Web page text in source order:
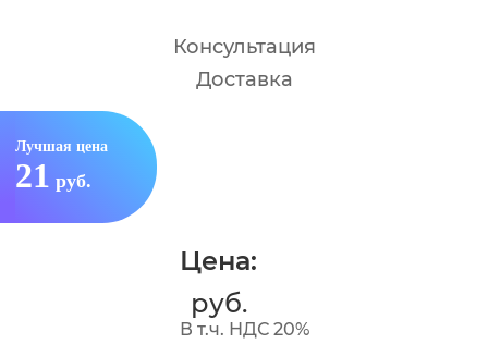
Лучшая цена
21 руб.
Цена:
руб.
В т.ч. НДС 20%
Консультация
Доставка